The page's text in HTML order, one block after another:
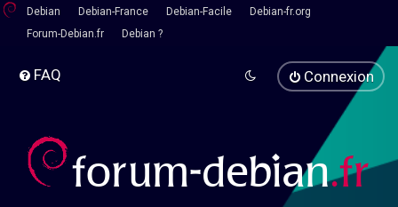
Debian Debian-France Debian-Facile
Debian-fr.org
Forum-Debian.fr
Debian ?
FAQ Connexion